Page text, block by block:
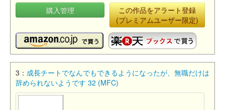
購入管理
この作品をアラート登録
(プレミアムユーザー限定)
3： 成長チートでなんでもできるようになったが、無職だけは
辞められないようです 32 (MFC)